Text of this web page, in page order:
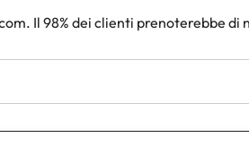
Il 98% dei clienti prenoterebbe di